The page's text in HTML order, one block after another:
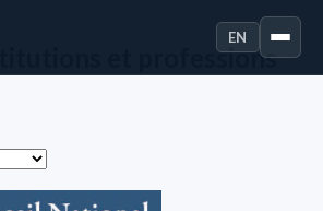
EN
et professions